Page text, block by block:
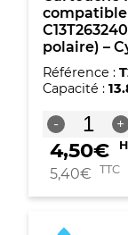
compatible
polaire) –
Référence :
Capacité :
-
de
Premium
G&G
+
4,50€
5,40€ TTC